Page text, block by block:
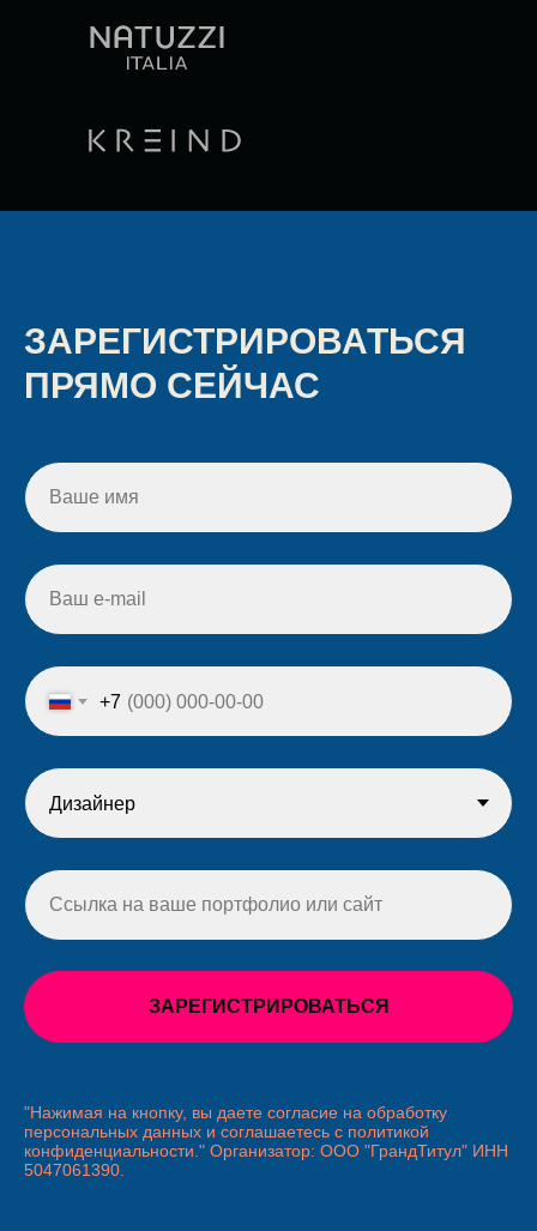
ЗАРЕГИСТРИРОВАТЬСЯ
ПРЯМО СЕЙЧАС
+7
ЗАРЕГИСТРИРОВАТЬСЯ
"Нажимая на кнопку, вы даете согласие на обработку
персональных данных и соглашаетесь c политикой
конфиденциальности." Организатор: ООО "ГрандТитул" ИНН
5047061390.